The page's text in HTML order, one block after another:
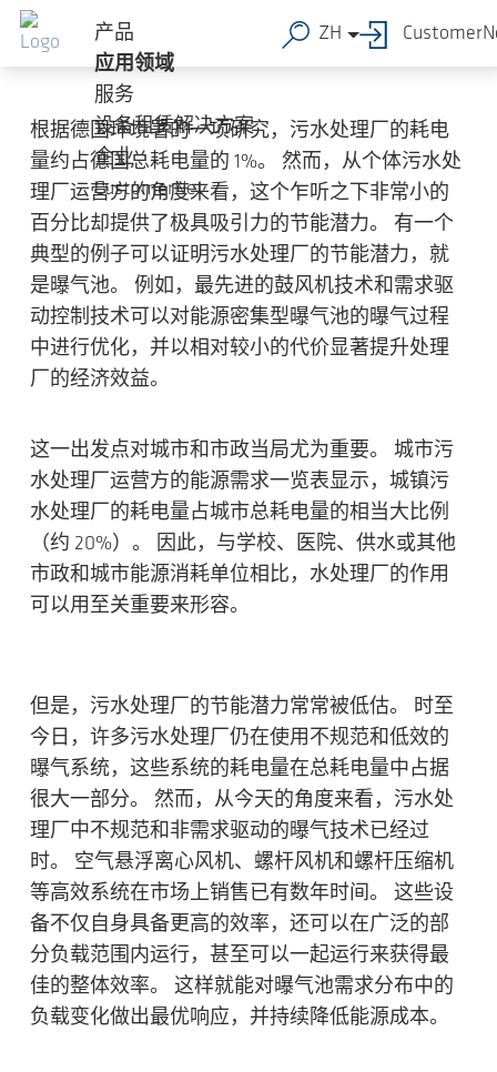
跳转到主要内容
产品
应用领域
服务
设备租赁解决方案
企业
CustomerNet
ZH
污水处理厂实现经济高效的曝气池
运行
根据德国环境署的一项研究，污水处理厂的耗电
量约占德国总耗电量的 1%。 然而，从个体污水处
理厂运营方的角度来看，这个乍听之下非常小的
百分比却提供了极具吸引力的节能潜力。 有一个
典型的例子可以证明污水处理厂的节能潜力，就
是曝气池。 例如，最先进的鼓风机技术和需求驱
动控制技术可以对能源密集型曝气池的曝气过程
中进行优化，并以相对较小的代价显著提升处理
厂的经济效益。
这一出发点对城市和市政当局尤为重要。 城市污
水处理厂运营方的能源需求一览表显示，城镇污
水处理厂的耗电量占城市总耗电量的相当大比例
（约 20%）。 因此，与学校、医院、供水或其他
市政和城市能源消耗单位相比，水处理厂的作用
可以用至关重要来形容。
但是， 污水处理厂的节能潜力常常被低估。 时至
今日，许多污水处理厂仍在使用不规范和低效的
曝气系统，这些系统的耗电量在总耗电量中占据
很大一部分。 然而，从今天的角度来看，污水处
理厂中不规范和非需求驱动的曝气技术已经过
时。 空气悬浮离心风机、螺杆风机和螺杆压缩机
等高效系统在市场上销售已有数年时间。 这些设
备不仅自身具备更高的效率，还可以在广泛的部
分负载范围内运行，甚至可以一起运行来获得最
佳的整体效率。 这样就能对曝气池需求分布中的
负载变化做出最优响应，并持续 降低能源成本。